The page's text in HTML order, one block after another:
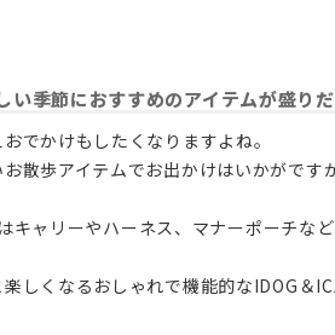
い季節におすすめのアイテムが盛りだ
でかけもしたくなりますよね。
散歩アイテムでお出かけはいかがです
キャリーやハーネス、マナーポーチな
しくなるおしゃれで機能的なIDOG＆